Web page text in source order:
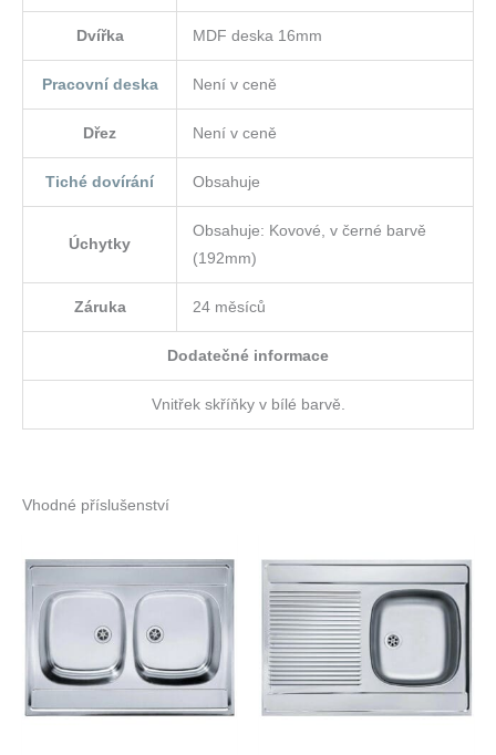
Dvířka MDF deska 16mm
Pracovní deska Není v ceně
Dřez Není v ceně
Tiché dovírání Obsahuje
Úchytky
Obsahuje: Kovové, v černé barvě
(192mm)
Záruka 24 měsíců
Dodatečné informace
Vnitřek skříňky v bílé barvě.
Vhodné příslušenství